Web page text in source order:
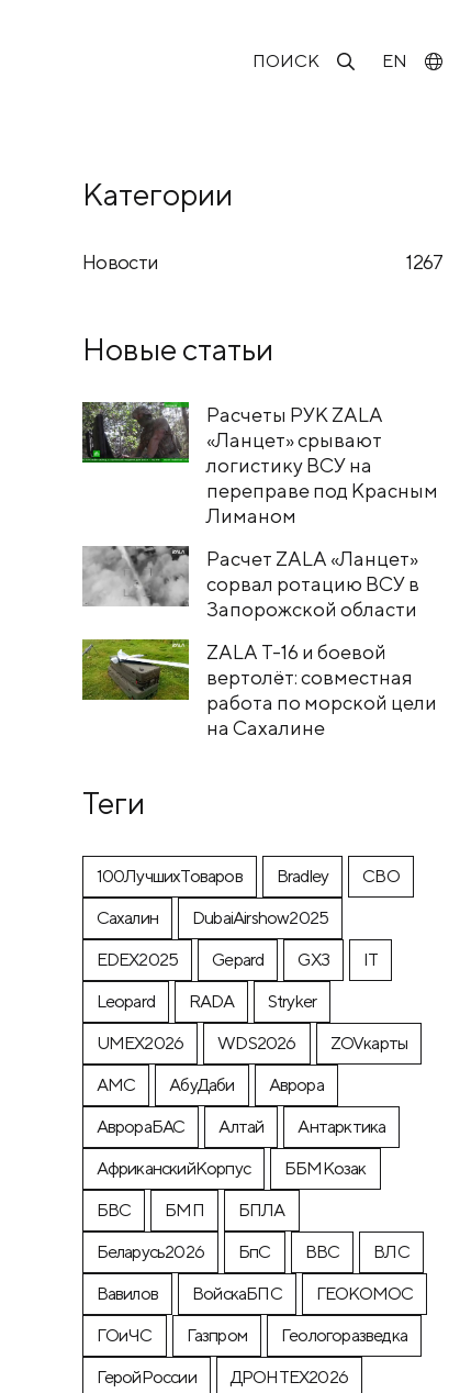
ПОИСК EN
Категории
Новости 1267
Новые статьи
Расчеты РУК ZALA
«Ланцет» срывают
логистику ВСУ на
переправе под Красным
Лиманом
Расчет ZALA «Ланцет»
сорвал ротацию ВСУ в
Запорожской области
ZALA T-16 и боевой
вертолёт: совместная
работа по морской цели
на Сахалине
Теги
100ЛучшихТоваров Bradley
CВО
Cахалин
DubaiAirshow2025
EDEX2025
Gepard GX3
IT
Leopard
RADA
Stryker
UMEX2026
WDS2026
ZOVкарты
АМС
АбуДаби
Аврора
АврораБАС
Алтай
Антарктика
АфриканскийКорпус
ББМКозак
БВС
БМП
БПЛА
Беларусь2026
БпС ВВС
ВЛС
Вавилов
ВойскаБПС
ГЕОКОМОС
ГОиЧС
Газпром
Геологоразведка
ГеройРоссии
ДРОНТЕХ2026